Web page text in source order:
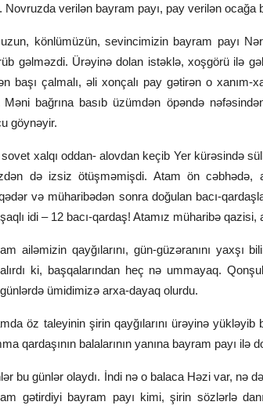
Novruzda verilən bayram payı, pay verilən ocağa
könlümüzün, sevincimizin bayram payı
gəlməzdi. Ürəyinə dolan istəklə, xoşgörü ilə
başı çalmalı, əli xonçalı pay gətirən o
Məni bağrına basıb üzümdən öpəndə
göynəyir.
xalqı oddan- alovdan keçib Yer kürəsində
də izsiz ötüşməmişdi. Atam ön
və müharibədən sonra doğulan bacı-
idi – 12 bacı-qardaş! Atamız müharibə qazisi,
ailəmizin qayğılarını, gün-güzəranını
ki, başqalarından heç nə ummayaq.
ümidimizə arxa-dayaq olurdu.
öz taleyinin şirin qayğılarını ürəyinə
qardaşının balalarının yanına bayram payı ilə
bu günlər olaydı. İndi nə o balaca Həzi var, nə
gətirdiyi bayram payı kimi, şirin sözlərlə